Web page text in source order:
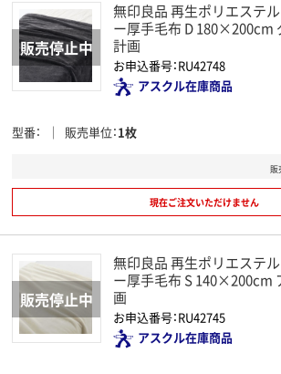
無印良品 再生ポリエステ
ー厚手毛布 D 180×200cm
計画
お申込番号：RU42748
アスクル在庫商品
型番 販売単位 1枚
販
現在ご注文いただけません
無印良品 再生ポリエステ
ー厚手毛布 S 140×200cm
画
お申込番号：RU42745
アスクル在庫商品